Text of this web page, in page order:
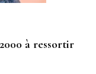
à ressortir